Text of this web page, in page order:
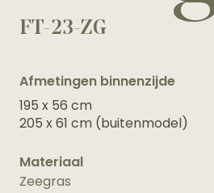
FT-23-ZG
Afmetingen binnenzijde
195 x 56 cm
205 x 61 cm (buitenmodel)
Materiaal
Zeegras